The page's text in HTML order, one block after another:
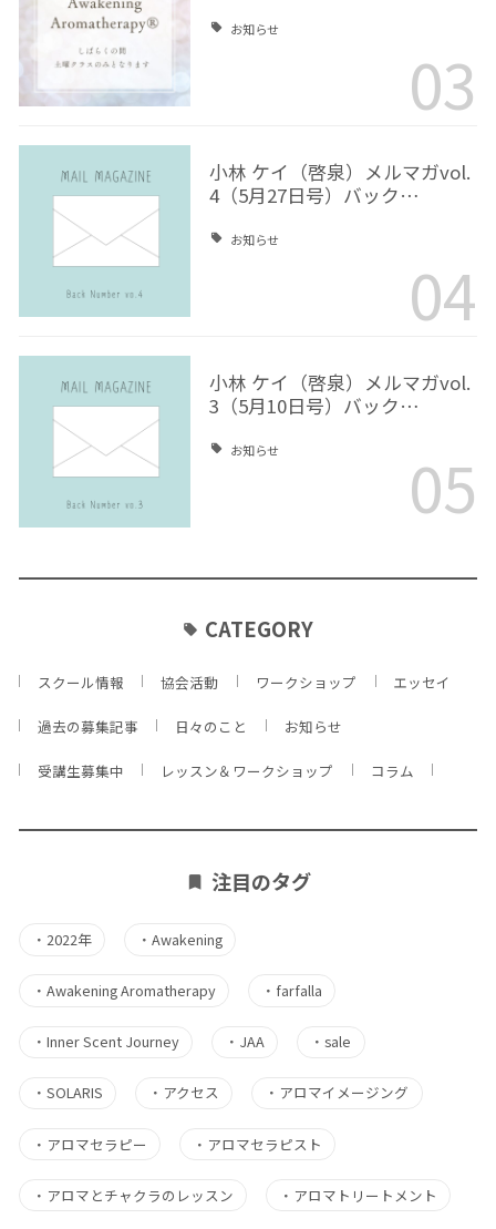
お知らせ
03
小林 ケイ（啓泉）メルマガvol.
4（5月27日号）バック…
お知らせ
04
小林 ケイ（啓泉）メルマガvol.
3（5月10日号）バック…
お知らせ 05
CATEGORY
スクール情報 協会活動 ワークショップ エッセイ
過去の募集記事 日々のこと お知らせ
受講生募集中 レッスン＆ワークショップ コラム
注目のタグ
・ 2022年 ・Awakening
・ Awakening Aromatherapy ・ farfalla
・ Inner Scent Journey ・ JAA ・sale
・ SOLARIS ・ アクセス ・ アロマイメージング
・ アロマセラピー ・ アロマセラピスト
・ アロマとチャクラのレッスン ・ アロマトリートメント